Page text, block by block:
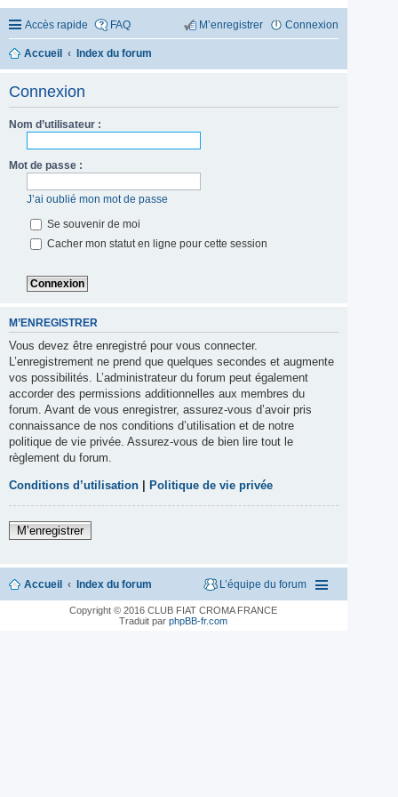
Accès rapide FAQ Connexion
M’enregistrer
Accueil Index du forum
Connexion
Nom d’utilisateur :
Mot de passe :
J’ai oublié mon mot de passe
Se souvenir de moi
Cacher mon statut en ligne pour cette session
M’ENREGISTRER
Vous devez être enregistré pour vous connecter.
L’enregistrement ne prend que quelques secondes et augmente
vos possibilités. L’administrateur du forum peut également
accorder des permissions additionnelles aux membres du
forum. Avant de vous enregistrer, assurez-vous d’avoir pris
connaissance de nos conditions d’utilisation et de notre
politique de vie privée. Assurez-vous de bien lire tout le
règlement du forum.
Conditions d’utilisation Politique de vie privée
M’enregistrer
Accueil Index du forum L’équipe du forum
Copyright © 2016 CLUB FIAT CROMA FRANCE
Traduit parphpBB-fr.com